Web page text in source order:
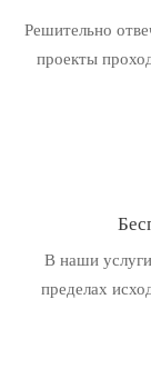
Решительно
проекты
В наши
пределах